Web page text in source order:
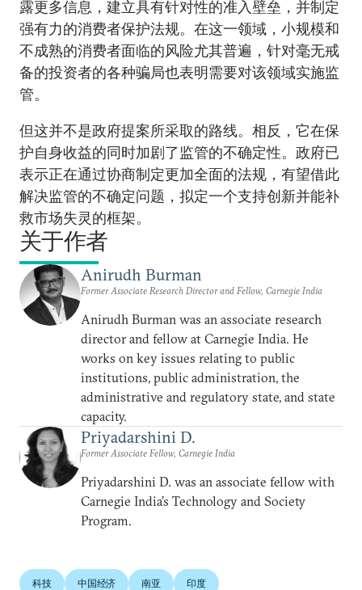
露更多信息，建立具有针对性的准入壁垒，并制定
强有力的消费者保护法规。在这一领域，小规模和
不成熟的消费者面临的风险尤其普遍，针对毫无戒
备的投资者的各种骗局也表明需要对该领域实施监
管。
但这并不是政府提案所采取的路线。相反，它在保
护自身收益的同时加剧了监管的不确定性。政府已
表示正在通过协商制定更加全面的法规，有望借此
解决监管的不确定问题，拟定一个支持创新并能补
救市场失灵的框架。
关于作者
Anirudh Burman
Former Associate Research Director and Fellow, Carnegie India
Anirudh Burman was an associate research
director and fellow at Carnegie India. He
works on key issues relating to public
institutions, public administration, the
administrative and regulatory state, and state
capacity.
Priyadarshini D.
Former Associate Fellow, Carnegie India
Priyadarshini D. was an associate fellow with
Carnegie India’s Technology and Society
Program.
科技 中国经济 南亚
印度